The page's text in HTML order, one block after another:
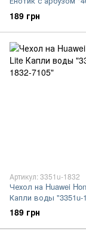
7105"
189 грн
Артикул: 3351u-1832
Чехол на Huawei
Капли воды "3351u-
189 грн